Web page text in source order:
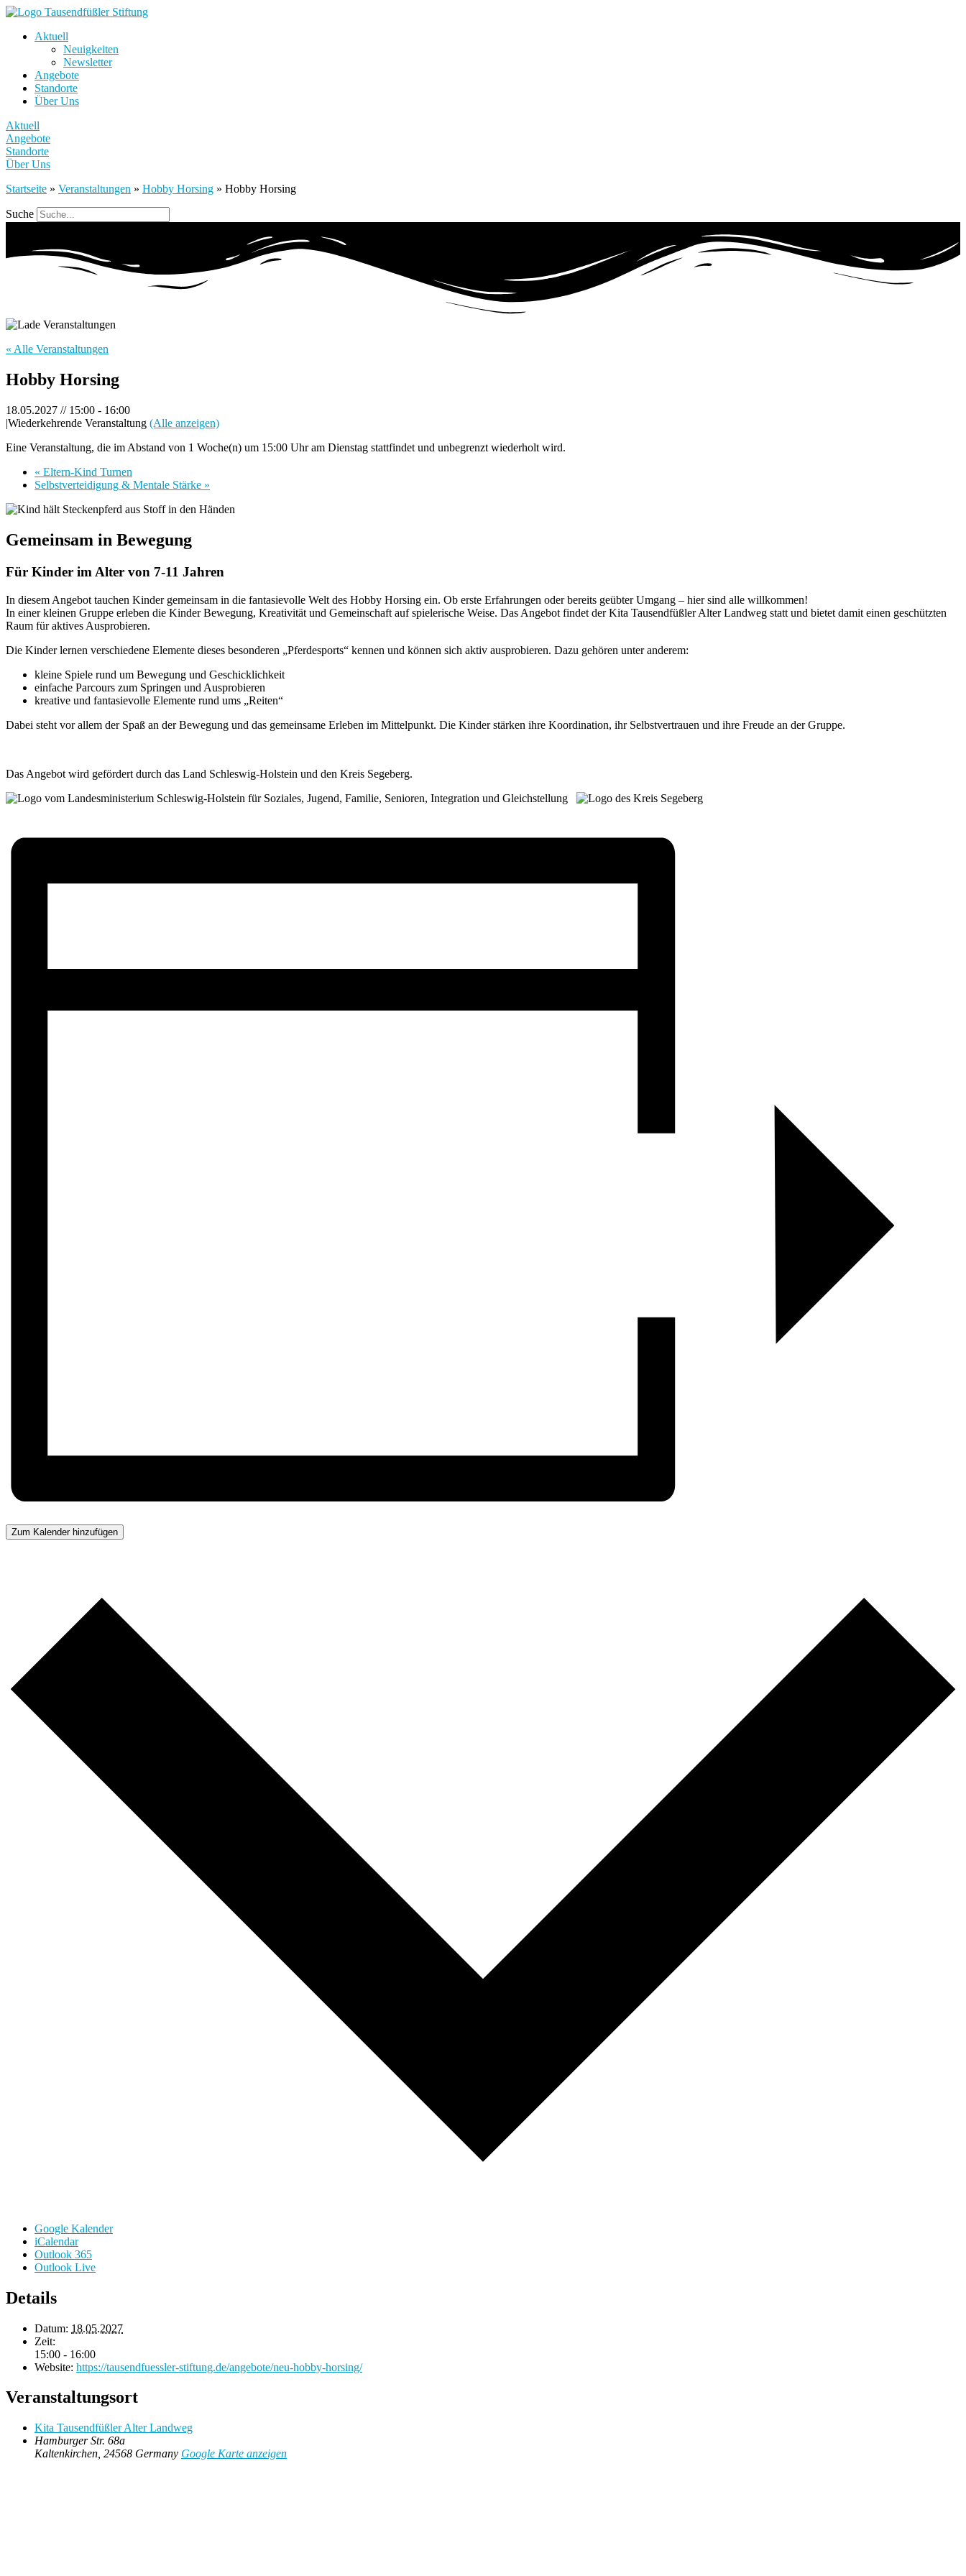
Aktuell
Neuigkeiten
Newsletter
Angebote
Standorte
Über Uns
Aktuell
Angebote
Standorte
Über Uns
Startseite » Veranstaltungen » Hobby Horsing » Hobby Horsing
Suche
« Alle Veranstaltungen
Hobby Horsing
18.05.2027 // 15:00 - 16:00
|Wiederkehrende Veranstaltung (Alle anzeigen)
Eine Veranstaltung, die im Abstand von 1 Woche(n) um 15:00 Uhr am Dienstag stattfindet und unbegrenzt wiederholt wird.
« Eltern-Kind Turnen
Selbstverteidigung & Mentale Stärke »
Gemeinsam in Bewegung
Für Kinder im Alter von 7-11 Jahren
In diesem Angebot tauchen Kinder gemeinsam in die fantasievolle Welt des Hobby Horsing ein. Ob erste Erfahrungen oder bereits geübter Umgang – hier sind alle willkommen!
In einer kleinen Gruppe erleben die Kinder Bewegung, Kreativität und Gemeinschaft auf spielerische Weise. Das Angebot findet der Kita Tausendfüßler Alter Landweg statt und bietet damit einen geschützten
Raum für aktives Ausprobieren.
Die Kinder lernen verschiedene Elemente dieses besonderen „Pferdesports“ kennen und können sich aktiv ausprobieren. Dazu gehören unter anderem:
kleine Spiele rund um Bewegung und Geschicklichkeit
einfache Parcours zum Springen und Ausprobieren
kreative und fantasievolle Elemente rund ums „Reiten“
Dabei steht vor allem der Spaß an der Bewegung und das gemeinsame Erleben im Mittelpunkt. Die Kinder stärken ihre Koordination, ihr Selbstvertrauen und ihre Freude an der Gruppe.
Das Angebot wird gefördert durch das Land Schleswig-Holstein und den Kreis Segeberg.
Zum Kalender hinzufügen
Google Kalender
iCalendar
Outlook 365
Outlook Live
Details
Datum: 18.05.2027
Zeit:
15:00 - 16:00
Website: https://tausendfuessler-stiftung.de/angebote/neu-hobby-horsing/
Veranstaltungsort
Kita Tausendfüßler Alter Landweg
Hamburger Str. 68a
Kaltenkirchen 24568 Germany Google Karte anzeigen